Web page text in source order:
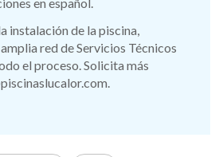
instalación de la piscina,
red de Servicios Técnicos
el proceso. Solicita más